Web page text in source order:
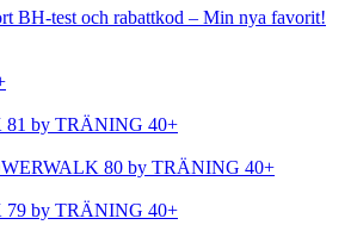
BH-test och rabattkod – Min nya favorit!
81 by TRÄNING 40+
80 by TRÄNING 40+
79 by TRÄNING 40+